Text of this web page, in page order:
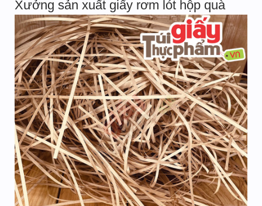
Xưởng sản xuất giấy rơm lót hộp quà